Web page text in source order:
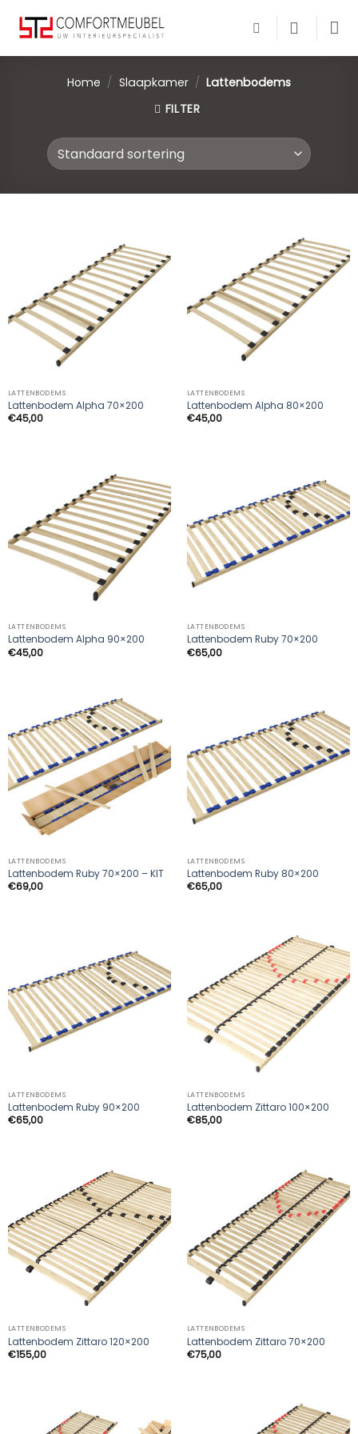
content
Home / Slaapkamer / Lattenbodems
FILTER
LATTENBODEMS
Lattenbodem Alpha 70×200
€45,00
LATTENBODEMS
Lattenbodem Alpha 80×200
€45,00
LATTENBODEMS
Lattenbodem Alpha 90×200
€45,00
LATTENBODEMS
Lattenbodem Ruby 70×200
€65,00
LATTENBODEMS
Lattenbodem Ruby 70×200 – KIT
€69,00
LATTENBODEMS
Lattenbodem Ruby 80×200
€65,00
LATTENBODEMS
Lattenbodem Ruby 90×200
€65,00
LATTENBODEMS
Lattenbodem Zittaro 100×200
€85,00
LATTENBODEMS
Lattenbodem Zittaro 120×200
€155,00
LATTENBODEMS
Lattenbodem Zittaro 70×200
€75,00